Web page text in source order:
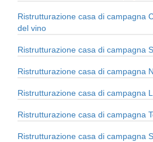
Ristrutturazione casa di campagna
del vino
Ristrutturazione casa di campagna
Ristrutturazione casa di campagna
Ristrutturazione casa di campagna
Ristrutturazione casa di campagna
Ristrutturazione casa di campagna